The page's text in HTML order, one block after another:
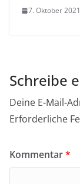
7. Oktober 2021
Schreibe
Deine E-Mail-
Erforderliche
Kommentar*